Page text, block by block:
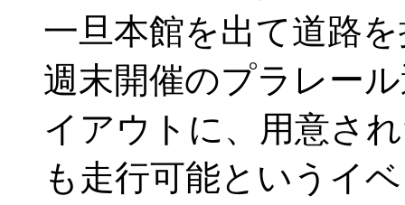
一旦本館を出て道路
週末開催のプラレー
イアウトに、用意さ
も走行可能というイ